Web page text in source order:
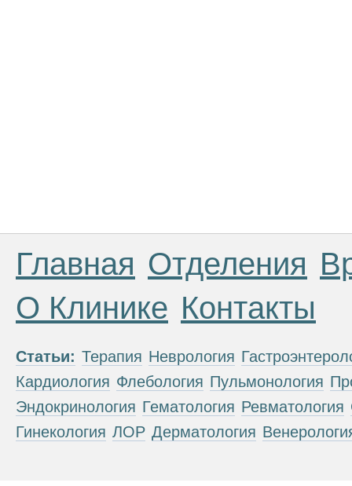
Главная Отделения
О Клинике Контакты
Статьи: Терапия Неврология
Кардиология Флебология Пульмонология
Эндокринология Гематология Ревматология
Гинекология ЛОР Дерматология